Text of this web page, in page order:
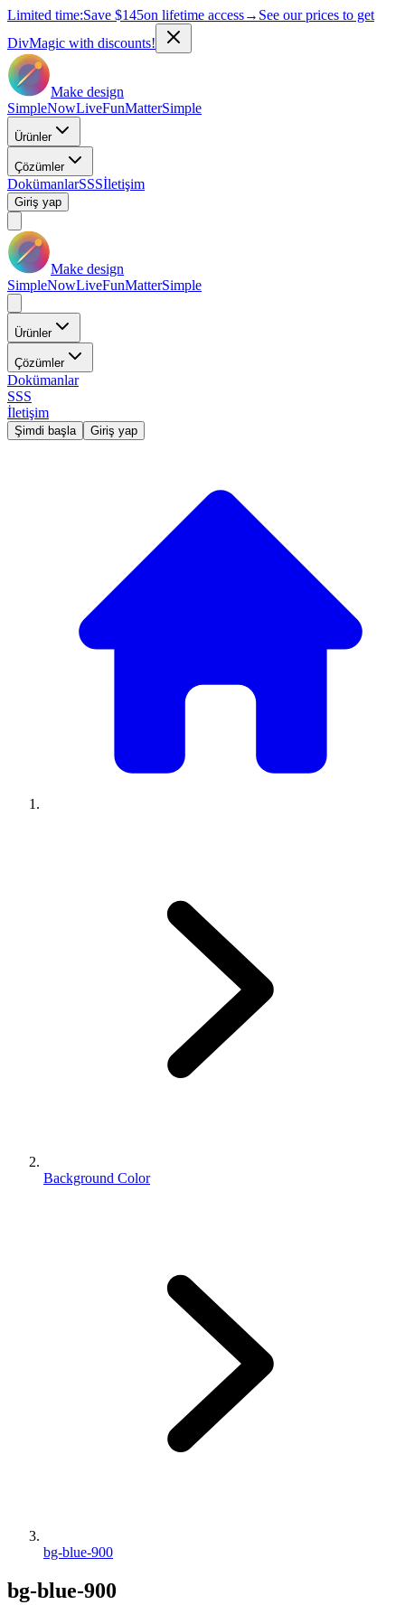
Limited time:Save $145on lifetime access→ See our prices to get
DivMagic with discounts!
Make design
SimpleNowLiveFunMatterSimple
Ürünler
Çözümler
DokümanlarSSSİletişim
Giriş yap
Make design
SimpleNowLiveFunMatterSimple
Ürünler
Çözümler
Dokümanlar
SSS
İletişim
Şimdi başla Giriş yap
Background Color
bg-blue-900
bg-blue-900